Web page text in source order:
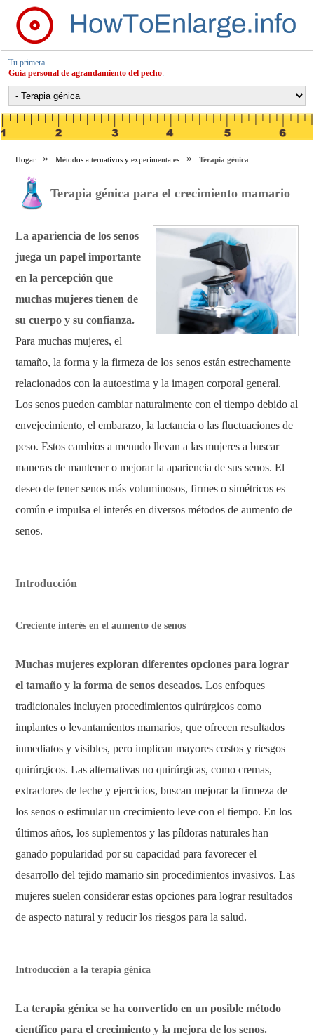
Tu primera
Guía personal de agrandamiento del pecho:
Hogar Métodos alternativos y experimentales Terapia génica
Terapia génica para el crecimiento mamario
La apariencia de los senos
juega un papel importante
en la percepción que
muchas mujeres tienen de
su cuerpo y su confianza.
Para muchas mujeres, el
tamaño, la forma y la firmeza de los senos están estrechamente
relacionados con la autoestima y la imagen corporal general.
Los senos pueden cambiar naturalmente con el tiempo debido al
envejecimiento, el embarazo, la lactancia o las fluctuaciones de
peso. Estos cambios a menudo llevan a las mujeres a buscar
maneras de mantener o mejorar la apariencia de sus senos. El
deseo de tener senos más voluminosos, firmes o simétricos es
común e impulsa el interés en diversos métodos de aumento de
senos.
Introducción
Creciente interés en el aumento de senos
Muchas mujeres exploran diferentes opciones para lograr
el tamaño y la forma de senos deseados. Los enfoques
tradicionales incluyen procedimientos quirúrgicos como
implantes o levantamientos mamarios, que ofrecen resultados
inmediatos y visibles, pero implican mayores costos y riesgos
quirúrgicos. Las alternativas no quirúrgicas, como cremas,
extractores de leche y ejercicios, buscan mejorar la firmeza de
los senos o estimular un crecimiento leve con el tiempo. En los
últimos años, los suplementos y las píldoras naturales han
ganado popularidad por su capacidad para favorecer el
desarrollo del tejido mamario sin procedimientos invasivos. Las
mujeres suelen considerar estas opciones para lograr resultados
de aspecto natural y reducir los riesgos para la salud.
Introducción a la terapia génica
La terapia génica se ha convertido en un posible método
científico para el crecimiento y la mejora de los senos.